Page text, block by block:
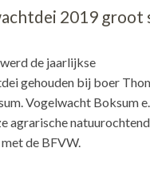
2019 groot
de jaarlijkse
gehouden bij boer
Vogelwacht Boksum
agrarische
de BFVW.